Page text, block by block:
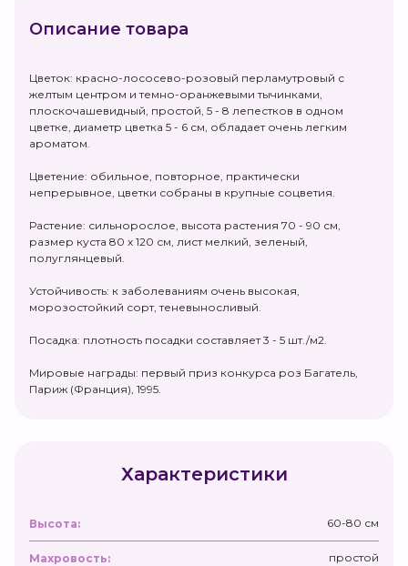
Описание товара
Цветок: красно-лососево-розовый перламутровый с
желтым центром и темно-оранжевыми тычинками,
плоскочашевидный, простой, 5 - 8 лепестков в одном
цветке, диаметр цветка 5 - 6 см, обладает очень легким
ароматом.
Цветение: обильное, повторное, практически
непрерывное, цветки собраны в крупные соцветия.
Растение: сильнорослое, высота растения 70 - 90 см,
размер куста 80 х 120 см, лист мелкий, зеленый,
полуглянцевый.
Устойчивость: к заболеваниям очень высокая,
морозостойкий сорт, теневыносливый.
Посадка: плотность посадки составляет 3 - 5 шт./м2.
Мировые награды: первый приз конкурса роз Багатель,
Париж (Франция), 1995.
Характеристики
Высота: 60-80 см
Махровость: простой